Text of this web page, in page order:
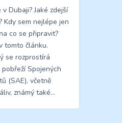
Dubaji? Jaké zdejší
Kdy sem nejlépe jen
co se připravit?
tomto článku.
se rozprostírá
Spojených
(SAE), včetně
známý také…